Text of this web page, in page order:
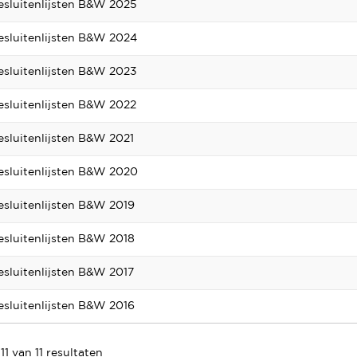
B&W 2025
B&W 2024
B&W 2023
B&W 2022
B&W 2021
B&W 2020
B&W 2019
B&W 2018
B&W 2017
B&W 2016
van 11 resultaten